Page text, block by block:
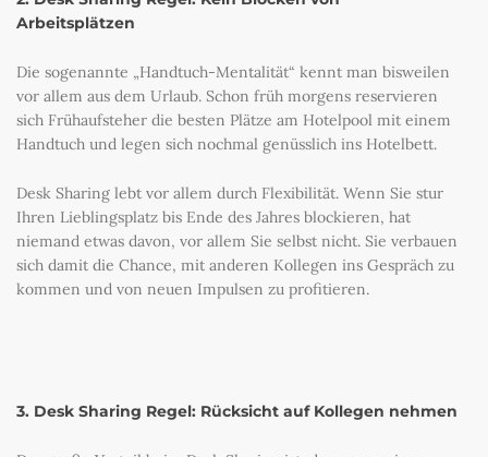
Arbeitsplätzen
Die sogenannte „Handtuch-Mentalität“ kennt man bisweilen
vor allem aus dem Urlaub. Schon früh morgens reservieren
sich Frühaufsteher die besten Plätze am Hotelpool mit einem
Handtuch und legen sich nochmal genüsslich ins Hotelbett.
Desk Sharing lebt vor allem durch Flexibilität. Wenn Sie stur
Ihren Lieblingsplatz bis Ende des Jahres blockieren, hat
niemand etwas davon, vor allem Sie selbst nicht. Sie verbauen
sich damit die Chance, mit anderen Kollegen ins Gespräch zu
kommen und von neuen Impulsen zu profitieren.
3. Desk Sharing Regel: Rücksicht auf Kollegen nehmen